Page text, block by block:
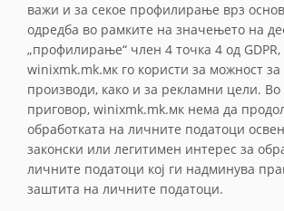
важи и за секое профилирање врз
одредба во рамките на значењето на
„профилирање“ член 4 точка 4 од GDPR,
winixmk.mk.мк го користи за можност за
производи, како и за рекламни цели. Во
приговор, winixmk.mk.мк нема да
обработката на личните податоци
законски или легитимен интерес за
личните податоци кој ги надминува
заштита на личните податоци.